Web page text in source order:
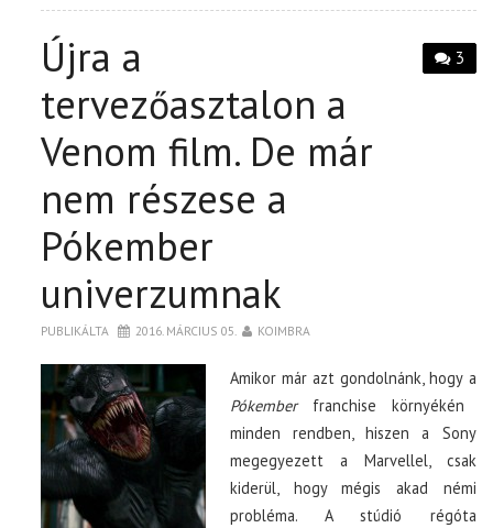
3
Újra a
tervezőasztalon a
Venom film. De már
nem részese a
Pókember
univerzumnak
PUBLIKÁLTA 2016. MÁRCIUS 05. KOIMBRA
Amikor már azt gondolnánk, hogy a
Pókemberfranchise környékén
minden rendben, hiszen a Sony
megegyezett a Marvellel, csak
kiderül, hogy mégis akad némi
probléma. A stúdió régóta